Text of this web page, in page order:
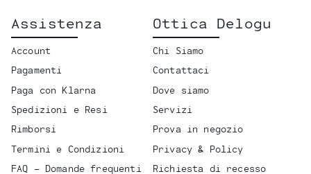
Assistenza
Account
Pagamenti
Paga con Klarna
Spedizioni e Resi
Rimborsi
Termini e Condizioni
FAQ - Domande frequenti
Ottica Delogu
Chi Siamo
Contattaci
Dove siamo
Servizi
Prova in negozio
Privacy & Policy
Richiesta di recesso